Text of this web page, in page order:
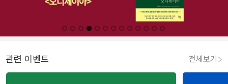
관련 이벤트 전체보기